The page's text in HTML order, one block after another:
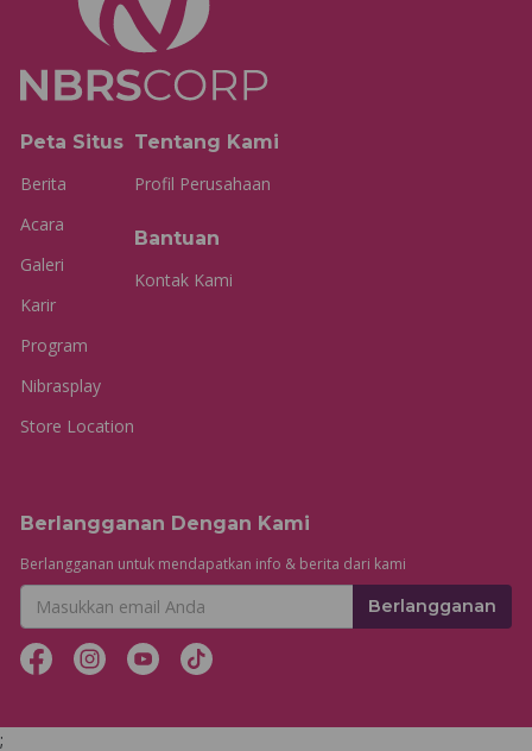
Peta Situs
Berita
Acara
Galeri
Karir
Program
Nibrasplay
Store Location
Tentang Kami
Profil Perusahaan
Bantuan
Kontak Kami
Berlangganan Dengan Kami
Berlangganan untuk mendapatkan info & berita dari kami
Berlangganan
;